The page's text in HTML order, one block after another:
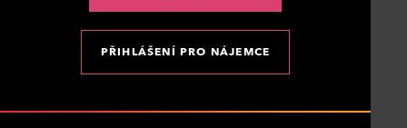
PŘIHLÁŠENÍ PRO NÁJEMCE